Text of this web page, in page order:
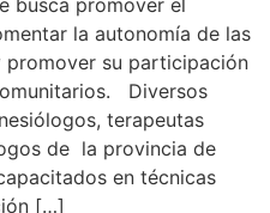
busca promover el
la autonomía de las
su participación
Diversos
terapeutas
de la provincia de
en técnicas
[…]